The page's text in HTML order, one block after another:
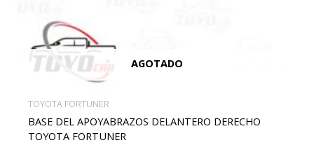
AGOTADO
TOYOTA FORTUNER
BASE DEL APOYABRAZOS DELANTERO DERECHO
TOYOTA FORTUNER